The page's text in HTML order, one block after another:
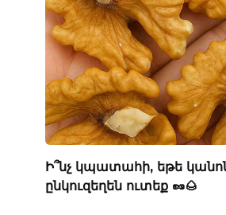
Ի՞նչ կպատահի, եթե
ընկուզեղեն ուտեք 🥜🌰